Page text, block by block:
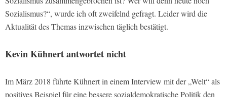
Sozialismus?“, wurde ich oft zweifelnd gefragt. Leider wird die
Aktualität des Themas inzwischen täglich bestätigt.
Kevin Kühnert antwortet nicht
Im März 2018 führte Kühnert in einem Interview mit der „Welt“ als
positives Beispiel für eine bessere sozialdemokratische Politik den